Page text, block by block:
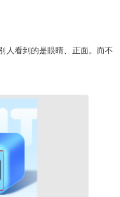
人看到的是眼睛、正面。而不